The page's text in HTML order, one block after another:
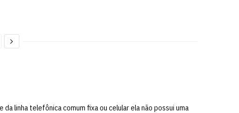
linha telefônica comum fixa ou celular ela não possui uma